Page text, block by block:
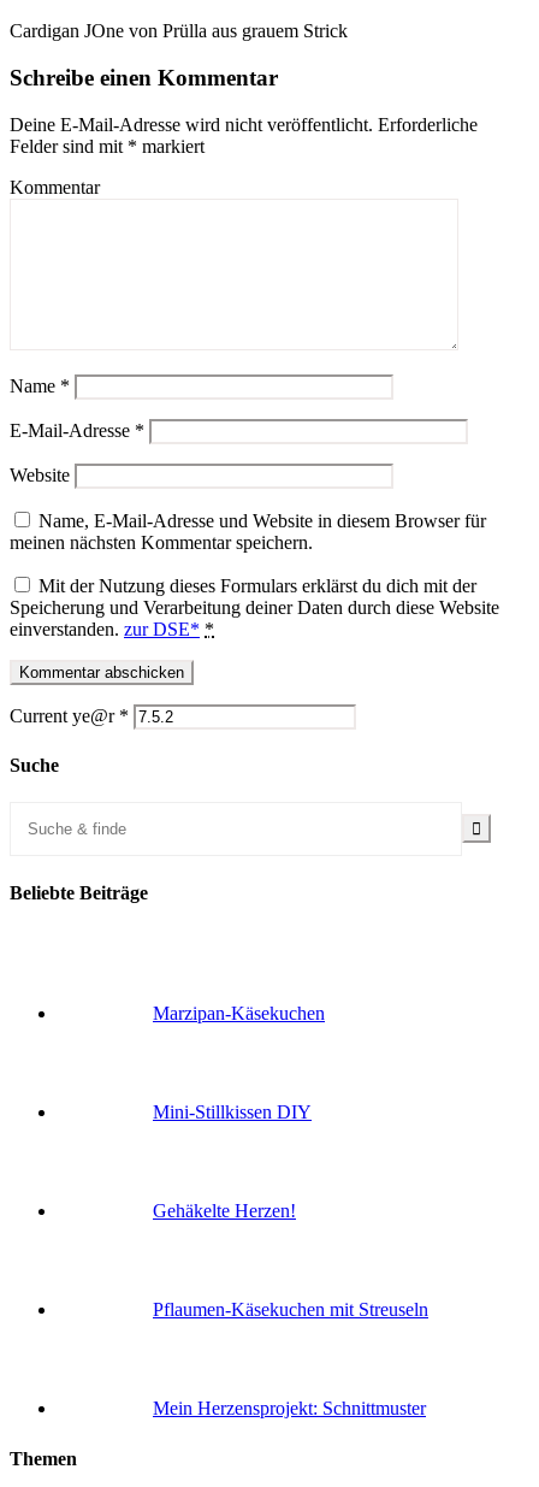
Cardigan JOne von Prülla aus grauem Strick
Schreibe einen Kommentar
Deine E-Mail-Adresse wird nicht veröffentlicht. Erforderliche
Felder sind mit * markiert
Kommentar
Name *
E-Mail-Adresse *
Website
Name, E-Mail-Adresse und Website in diesem Browser für
meinen nächsten Kommentar speichern.
Mit der Nutzung dieses Formulars erklärst du dich mit der
Speicherung und Verarbeitung deiner Daten durch diese Website
einverstanden. zur DSE* *
Current ye@r *
Suche
Beliebte Beiträge
Marzipan-Käsekuchen
Mini-Stillkissen DIY
Gehäkelte Herzen!
Pflaumen-Käsekuchen mit Streuseln
Mein Herzensprojekt: Schnittmuster
Themen